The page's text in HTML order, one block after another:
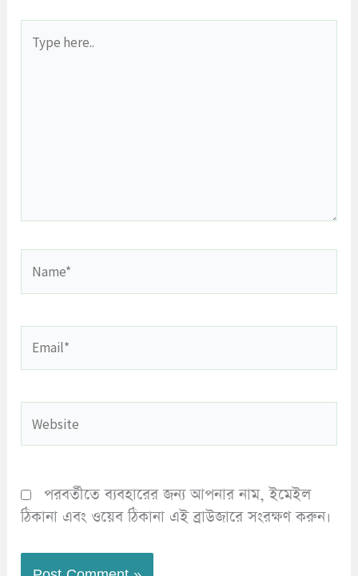
here..
পরবর্তীতে ব্যবহারের জন্য আপনার নাম, ইমেইল
ঠিকানা এবং ওয়েব ঠিকানা এই ব্রাউজারে সংরক্ষণ করুন।